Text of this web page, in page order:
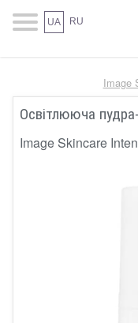
UA RU
Image
Освітлююча
Image Skincare